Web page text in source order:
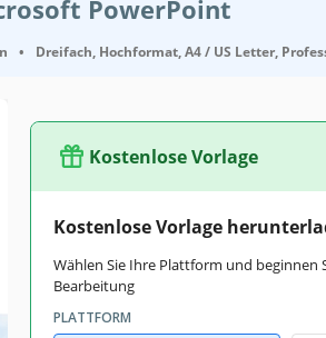
PowerPoint
• Dreifach, Hochformat, A4 / US Letter,
Kostenlose Vorlage
Kostenlose Vorlage
Wählen Sie Ihre Plattform und beginnen
Bearbeitung
PLATTFORM